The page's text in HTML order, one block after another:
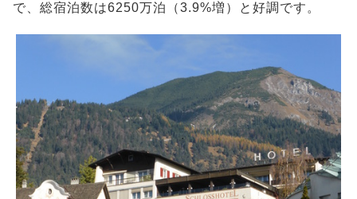
で、総宿泊数は6250万泊（3.9%増）と好調です。